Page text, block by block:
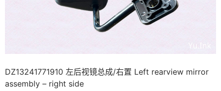
DZ13241771910 左后视镜总成/右置 Left rearview mirror
assembly – right side